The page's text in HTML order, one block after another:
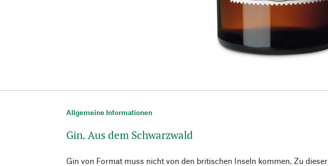
Allgemeine Informationen
Gin. Aus dem Schwarzwald
Gin von Format muss nicht von den britischen Inseln kommen. Zu dieser